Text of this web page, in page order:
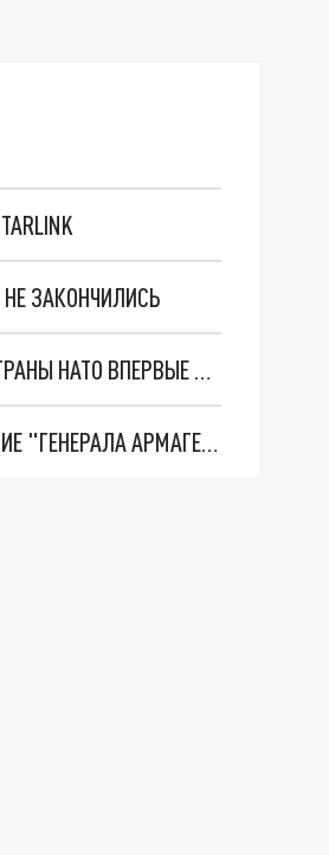
ЗАКОНЧИЛИСЬ
"ОЧЕНЬ ПЛОХИЕ НОВОСТИ": БОЛЬШАЯ ОШИБКА PALANTIR В РОССИИ. СТРАНЫ НАТО ВПЕРВЫЕ ЗА СВО ОСТАНОВИЛИ ПОСТАВКИ ОРУЖИЯ. ВСУ ТЕРЯЮТ ПРИГРАНИЧЬЕ?
ТРИ ГЛАВНЫХ ИНСАЙДА ОБ СВО. ОТМЕНА МОБИЛИЗАЦИИ И ВОЗВРАЩЕНИЕ "ГЕНЕРАЛА АРМАГЕДДОНА"? ОТЛИЧНЫЕ НОВОСТИ, КОТОРЫЕ ЖДАЛИ ВСЕ